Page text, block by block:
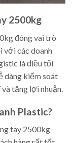
2500kg
đóng vai trò
với các doanh
là điều tối
dàng kiểm soát
tăng lợi nhuận.
Plastic?
tay 2500kg